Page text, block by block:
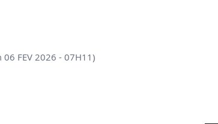
FEV 2026 - 07H11)